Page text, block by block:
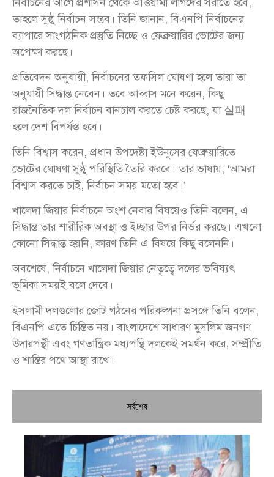
তাহলে সুষ্ঠু নির্বাচন সম্ভব। তিনি জানান, বিএনপি নির্বাচনের
ব্যাপারে সাংগঠনিক প্রস্তুতি নিচ্ছে ও ফেব্রুয়ারির ভোটের জন্য
অপেক্ষা করছে।
প্রতিবেদন অনুযায়ী, নির্বাচনের তফসিল ঘোষণা হলে তারা তা
অনুযায়ী সিদ্ধান্ত নেবেন। তবে আব্বাস মনে করেন, কিছু
রাজনৈতিক দল নির্বাচন বানচাল করতে চেষ্ট করছে, যা 실패
হলে দেশ বিপর্যস্ত হবে।
তিনি বিশ্বাস করেন, প্রধান উপদেষ্টা ইউনূসের ফেব্রুয়ারিতে
ভোটের ঘোষণা সুষ্ঠু পরিস্থিতি তৈরি করবে। তার ভাষায়, ‘আমরা
বিশ্বাস করতে চাই, নির্বাচন সময় মতো হবে।’
খালেদা জিয়ার নির্বাচনে অংশ নেবার বিষয়েও তিনি বলেন, এ
সিদ্ধান্ত তার শারীরিক অবস্থা ও ইচ্ছার উপর নির্ভর করছে। এখনো
কোনো সিদ্ধান্ত হয়নি, কারণ তিনি এ বিষয়ে কিছু বলেননি।
অবশেষে, নির্বাচনে খালেদা জিয়ার নেতৃত্বে দলের ভবিষ্যৎ
ভূমিকা সময়ই বলে দেবে।
ইসলামী দলগুলোর জোট গঠনের পরিকল্পনা প্রসঙ্গে তিনি বলেন,
বিএনপি এতে চিন্তিত নয়। বাংলাদেশে সাধারণ মুসলিম জনগণ
উদারপন্থী এবং গণতান্ত্রিক মধ্যপন্থি দলকেই সমর্থন করে, সম্প্রীতি
ও শান্তির পথে আস্থা রাখে।
সর্বশেষ